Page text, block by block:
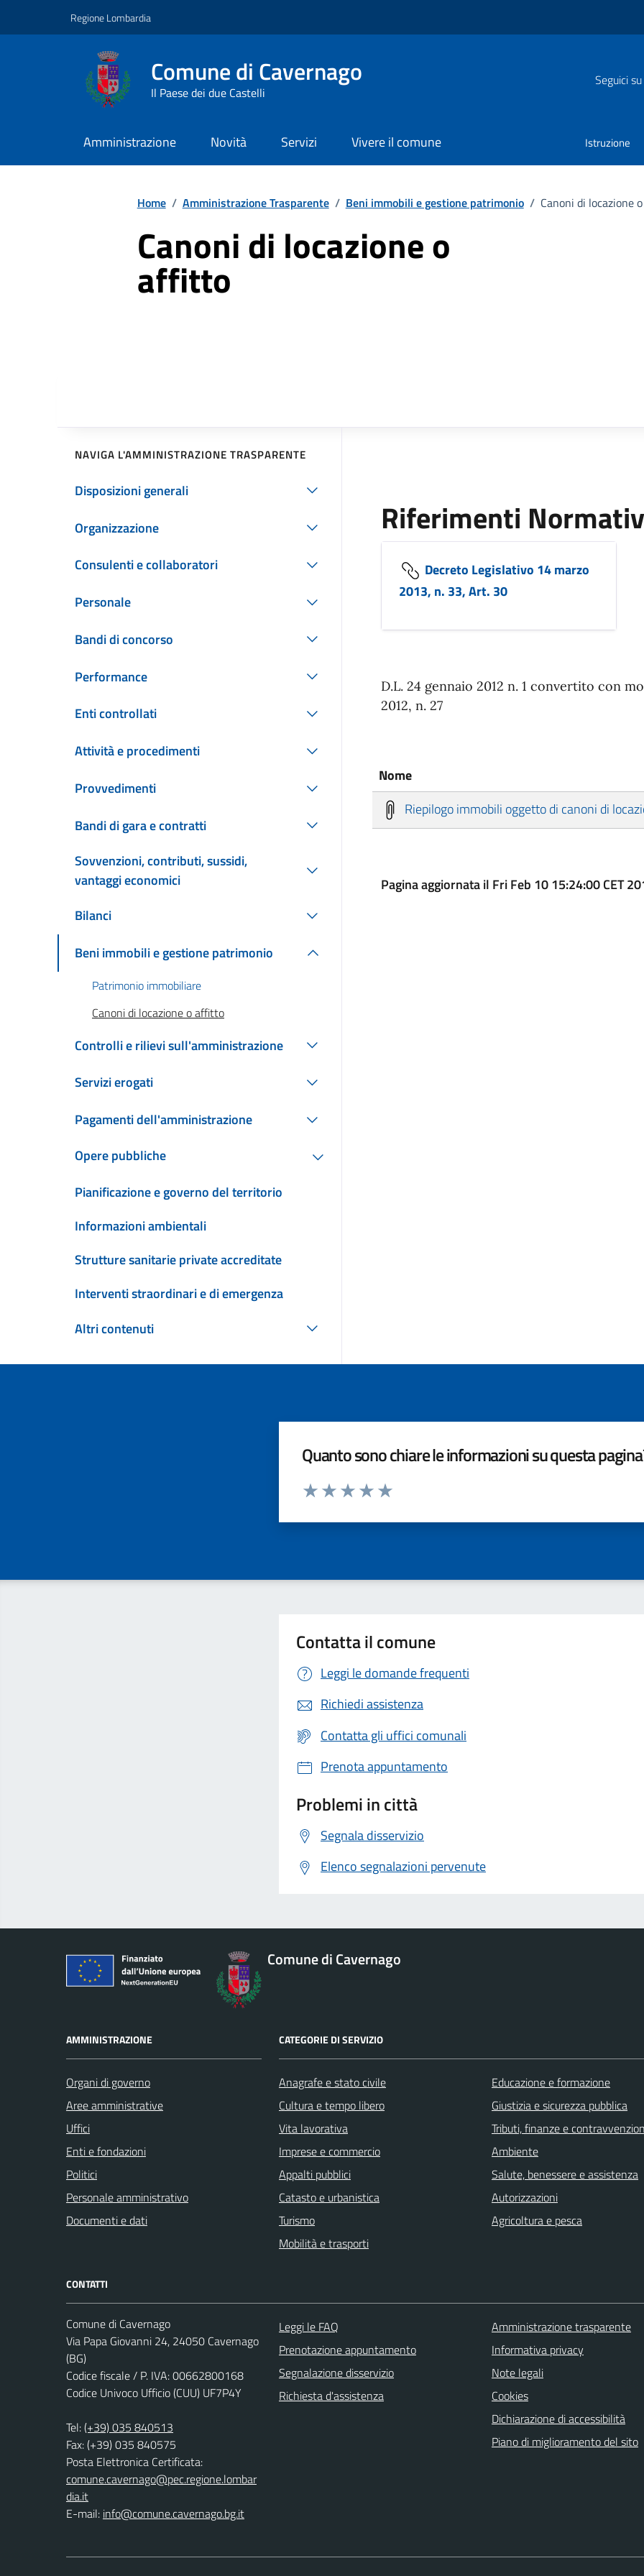
Regione Lombardia
Comune di Cavernago
Il Paese dei due Castelli
Seguici su
Amministrazione Novità Servizi Vivere il comune Istruzione
Home / Amministrazione Trasparente / Beni immobili e gestione patrimonio / Canoni di locazione
Canoni di locazione o
affitto
NAVIGA L'AMMINISTRAZIONE TRASPARENTE
Disposizioni generali
Organizzazione
Consulenti e collaboratori
Personale
Bandi di concorso
Performance
Enti controllati
Attività e procedimenti
Provvedimenti
Bandi di gara e contratti
Sovvenzioni, contributi, sussidi,
vantaggi economici
Bilanci
Beni immobili e gestione patrimonio
Patrimonio immobiliare
Canoni di locazione o affitto
Controlli e rilievi sull'amministrazione
Servizi erogati
Pagamenti dell'amministrazione
Opere pubbliche
Pianificazione e governo del territorio
Informazioni ambientali
Strutture sanitarie private accreditate
Interventi straordinari e di emergenza
Altri contenuti
Riferimenti
Decreto Legislativo 14 marzo
2013, n. 33, Art. 30
D.L. 24 gennaio 2012 n. 1 convertito con
2012, n. 27
Nome
Riepilogo immobili oggetto di canoni di
Pagina aggiornata il Fri Feb 10 15:24:00 CET
Quanto sono chiare le informazioni su questa
Valuta da 1 a 5 stelle la pagina
Contatta il comune
Leggi le domande frequenti
Richiedi assistenza
Contatta gli uffici comunali
Prenota appuntamento
Problemi in città
Segnala disservizio
Elenco segnalazioni pervenute
Comune di Cavernago
AMMINISTRAZIONE
Organi di governo
Aree amministrative
Uffici
Enti e fondazioni
Politici
Personale amministrativo
Documenti e dati
CATEGORIE DI SERVIZIO
Anagrafe e stato civile
Cultura e tempo libero
Vita lavorativa
Imprese e commercio
Appalti pubblici
Catasto e urbanistica
Turismo
Mobilità e trasporti
Educazione e formazione
Giustizia e sicurezza pubblica
Tributi, finanze e
Ambiente
Salute, benessere e assistenza
Autorizzazioni
Agricoltura e pesca
CONTATTI
Comune di Cavernago
Via Papa Giovanni 24, 24050 Cavernago
(BG)
Codice fiscale / P. IVA: 00662800168
Codice Univoco Ufficio (CUU) UF7P4Y
Tel:(+39) 035 840513
Fax: (+39) 035 840575
Posta Elettronica Certificata:
comune.cavernago@pec.regione.lombar
dia.it
E-mail: info@comune.cavernago.bg.it
Leggi le FAQ
Prenotazione appuntamento
Segnalazione disservizio
Richiesta d'assistenza
Amministrazione trasparente
Informativa privacy
Note legali
Cookies
Dichiarazione di accessibilità
Piano di miglioramento del sito